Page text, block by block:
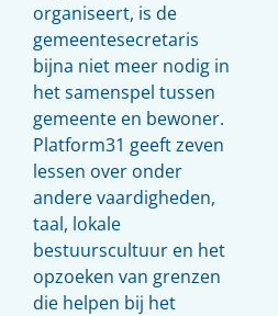
organiseert, is de
gemeentesecretaris
bijna niet meer nodig in
het samenspel tussen
gemeente en bewoner.
Platform31 geeft zeven
lessen over onder
andere vaardigheden,
taal, lokale
bestuurscultuur en het
opzoeken van grenzen
die helpen bij het